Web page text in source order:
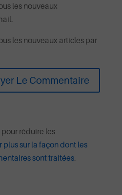
les nouveaux
les nouveaux articles par
réduire les
plus sur la façon dont les
sont traitées.